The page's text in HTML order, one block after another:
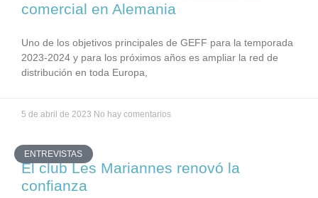
comercial en Alemania
Uno de los objetivos principales de GEFF para la temporada
2023-2024 y para los próximos años es ampliar la red de
distribución en toda Europa,
5 de abril de 2023 No hay comentarios
ENTREVISTAS
El club Les Mariannes renovó la
confianza